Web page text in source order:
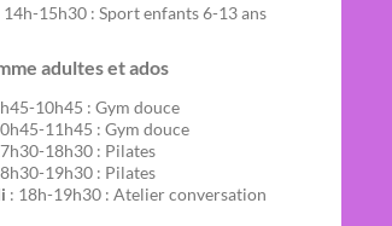
14h-15h30 : Sport enfants 6-13 ans
adultes et ados
10h45 : Gym douce
11h45 : Gym douce
18h30 : Pilates
19h30 : Pilates
: 18h-19h30 : Atelier conversation